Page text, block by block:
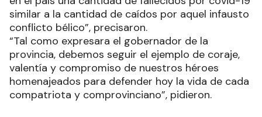
similar a la cantidad de caídos por aquel infausto
conflicto bélico”, precisaron.
“Tal como expresara el gobernador de la
provincia, debemos seguir el ejemplo de coraje,
valentía y compromiso de nuestros héroes
homenajeados para defender hoy la vida de cada
compatriota y comprovinciano”, pidieron.